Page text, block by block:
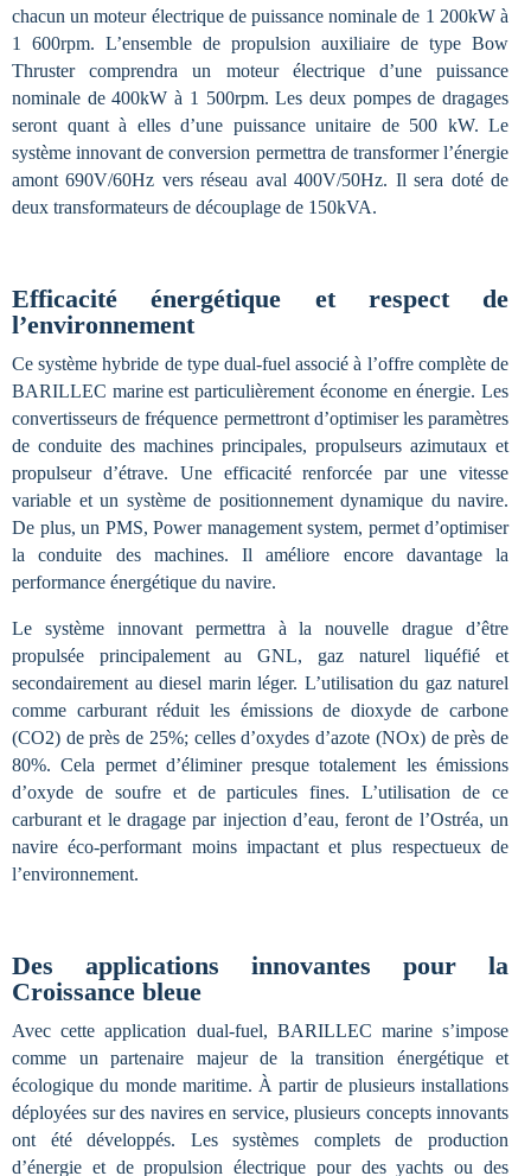
chacun un moteur électrique de puissance nominale de 1 200kW à
1
600rpm. L’ensemble de propulsion auxiliaire de type Bow
Thruster
comprendra un moteur électrique d’une puissance
nominale de 400kW à 1 500rpm. Les deux pompes de dragages
seront quant à elles d’une puissance unitaire de 500 kW. Le
système innovant de conversion permettra de transformer l’énergie
amont 690V/60Hz vers réseau aval 400V/50Hz. Il sera doté de
deux transformateurs de découplage de 150kVA.
Efficacité énergétique et respect de
l’environnement
Ce système hybride de type dual-fuel associé à l’offre complète de
BARILLEC marine est particulièrement économe en énergie. Les
convertisseurs de fréquence permettront d’optimiser les paramètres
de conduite des machines principales, propulseurs azimutaux et
propulseur d’étrave. Une efficacité renforcée par une vitesse
variable et un système de positionnement dynamique du navire.
De plus, un PMS, Power management system, permet d’optimiser
la conduite des machines. Il améliore encore davantage la
performance énergétique du navire.
Le système innovant permettra à la nouvelle drague d’être
propulsée principalement
au GNL, gaz naturel liquéfié et
secondairement au diesel marin léger. L’utilisation du gaz naturel
comme carburant réduit les émissions de dioxyde de carbone
(CO2) de près de 25%; celles d’oxydes d’azote (NOx) de près de
80%. Cela permet d’éliminer presque totalement les émissions
d’oxyde de soufre et de particules fines. L’utilisation de ce
carburant et le dragage par injection d’eau, feront de l’Ostréa, un
navire éco-performant moins impactant et plus respectueux de
l’environnement.
Des applications innovantes pour la
Croissance bleue
Avec cette application dual-fuel, BARILLEC marine s’impose
comme un partenaire majeur de la transition énergétique et
écologique du monde maritime. À partir de plusieurs installations
déployées sur des navires en service, plusieurs concepts innovants
ont été développés. Lessystèmes complets de production
d’énergie et de propulsion électrique pour des yachts ou des